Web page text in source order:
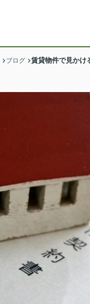
ブログ 賃貸物件で見かけ